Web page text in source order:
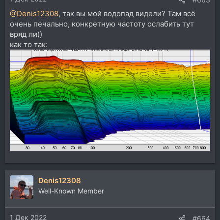
@Denis12308, так вы мой водопад видели? Там всё
очень печально, конкретную частоту ослабить тут
вряд ли))
как то так:
Denis12308
Well-Known Member
1 Дек 2022 #664